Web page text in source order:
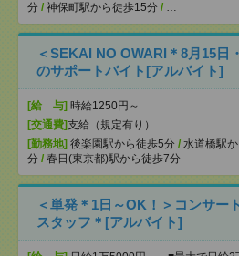
分 / 神保町駅から徒歩15分 / …
＜SEKAI NO OWARI＊8月15日
のサポートバイト[アルバイト]
[給 与] 時給1250円～
[交通費]支給（規定有り）
[勤務地] 後楽園駅から徒歩5分 / 水道橋駅
分 / 春日(東京都)駅から徒歩7分
＜単発＊1日～OK！＞コンサー
スタッフ＊[アルバイト]